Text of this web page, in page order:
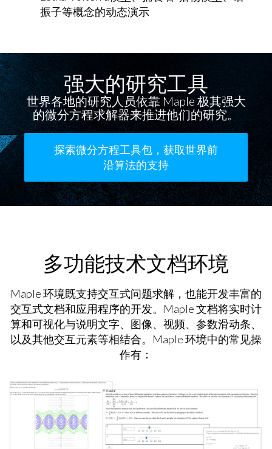
振子等概念的动态演示
强大的研究工具
世界各地的研究人员依靠 Maple 极其强大
的微分方程求解器来推进他们的研究。
探索微分方程工具包，获取世界前
沿算法的支持
多功能技术文档环境
Maple 环境既支持交互式问题求解，也能开发丰富的
交互式文档和应用程序的开发。Maple 文档将实时计
算和可视化与说明文字、图像、视频、参数滑动条、
以及其他交互元素等相结合。Maple 环境中的常见操
作有：